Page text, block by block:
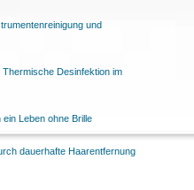
und
Desinfektion im
Leben ohne Brille
dauerhafte Haarentfernung